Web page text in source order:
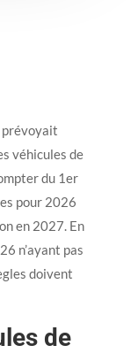
prévoyait
véhicules de
du 1er
pour 2026
en 2027. En
n’ayant pas
doivent
de